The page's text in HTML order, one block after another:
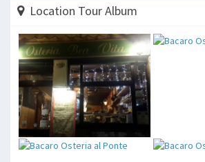
Location Tour Album